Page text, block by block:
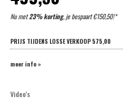
Nu met23% korting, je bespaart €150,50!*
PRIJS TIJDENS LOSSE VERKOOP 575,00
meer info »
Video's